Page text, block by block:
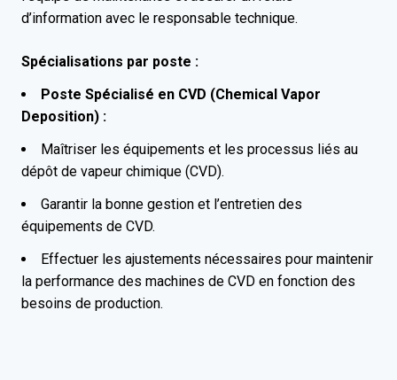
d’information avec le responsable technique.
Spécialisations par poste :
Poste Spécialisé en CVD (Chemical Vapor
Deposition) :
Maîtriser les équipements et les processus liés au
dépôt de vapeur chimique (CVD).
Garantir la bonne gestion et l’entretien des
équipements de CVD.
Effectuer les ajustements nécessaires pour maintenir
la performance des machines de CVD en fonction des
besoins de production.